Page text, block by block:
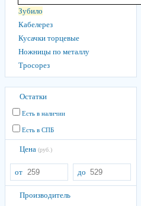
Зубило
Кабелерез
Кусачки торцевые
Ножницы по металлу
Тросорез
Остатки
Есть в наличии
Есть в СПБ
Цена (руб.)
от до
Производитель